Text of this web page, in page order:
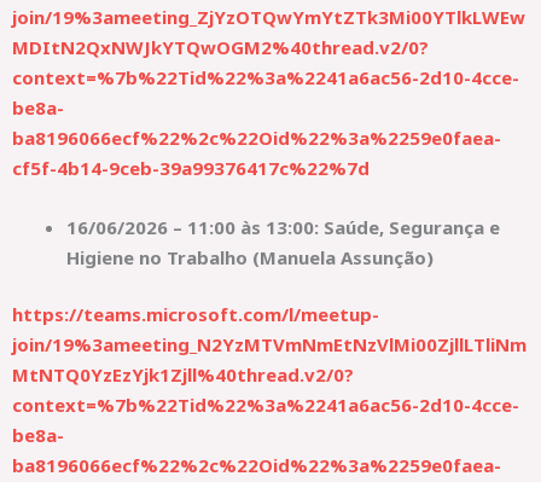
join/19%3ameeting_ZjYzOTQwYmYtZTk3Mi00YTlkLWEw
MDItN2QxNWJkYTQwOGM2%40thread.v2/0?
context=%7b%22Tid%22%3a%2241a6ac56-2d10-4cce-
be8a-
ba8196066ecf%22%2c%22Oid%22%3a%2259e0faea-
cf5f-4b14-9ceb-39a99376417c%22%7d
16/06/2026 – 11:00 às 13:00: Saúde, Segurança e
Higiene no Trabalho (Manuela Assunção)
https://teams.microsoft.com/l/meetup-
join/19%3ameeting_N2YzMTVmNmEtNzVlMi00ZjllLTliNm
MtNTQ0YzEzYjk1Zjll%40thread.v2/0?
context=%7b%22Tid%22%3a%2241a6ac56-2d10-4cce-
be8a-
ba8196066ecf%22%2c%22Oid%22%3a%2259e0faea-